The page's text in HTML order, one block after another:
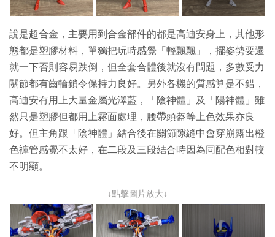
說是超合金，主要用到合金部件的都是高迪安身上，其他形
態都是塑膠材料，單獨把玩時感覺「輕飄飄」，擺姿勢要遷
就一下否則容易跌倒，但全套合體後就沒有問題，多數受力
關節都有齒輪鎖令保持力良好。另外各機的質感算是不錯，
高迪安有用上大量金屬光澤藍，「陰神體」及「陽神體」雖
然只是塑膠但都用上霧面處理，腰帶頭盔等上色效果亦良
好。但主角跟「陰神體」結合後在關節隙縫中會穿崩露出橙
色褲管感覺不太好，在二段及三段結合時因為同配色相對較
不明顯。
↓點擊圖片放大↓